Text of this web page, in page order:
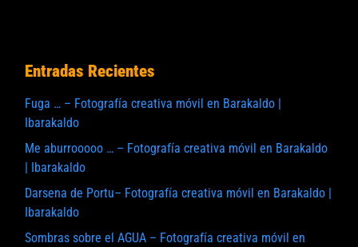
Entradas Recientes
Fuga … – Fotografía creativa móvil en Barakaldo |
Ibarakaldo
Me aburrooooo … – Fotografía creativa móvil en Barakaldo
| Ibarakaldo
Darsena de Portu– Fotografía creativa móvil en Barakaldo |
Ibarakaldo
Sombras sobre el AGUA – Fotografía creativa móvil en